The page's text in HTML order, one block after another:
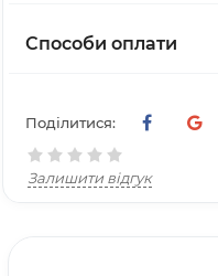
Способи оплати
Поділитися:
Залишити відгук